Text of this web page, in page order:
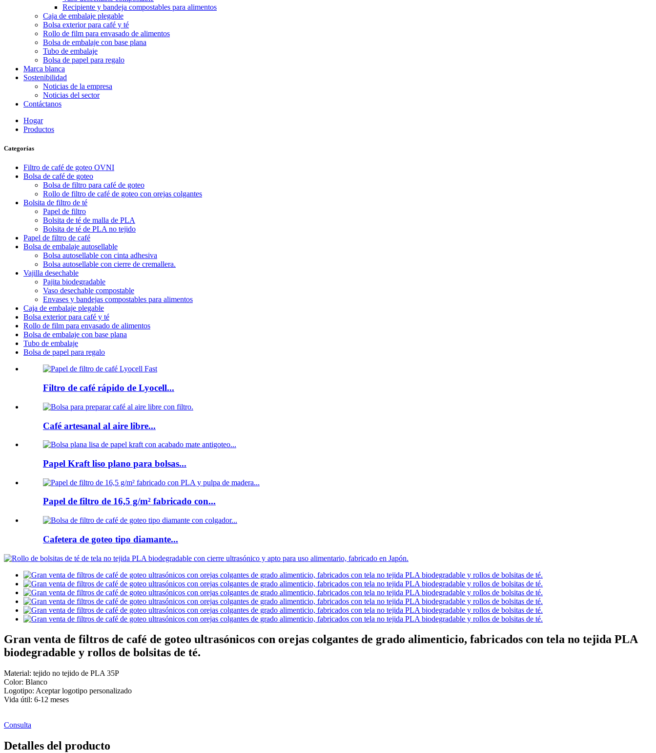
Recipiente y bandeja compostables para alimentos
Caja de embalaje plegable
Bolsa exterior para café y té
Rollo de film para envasado de alimentos
Bolsa de embalaje con base plana
Tubo de embalaje
Bolsa de papel para regalo
Marca blanca
Sostenibilidad
Noticias de la empresa
Noticias del sector
Contáctanos
Hogar
Productos
Categorías
Filtro de café de goteo OVNI
Bolsa de café de goteo
Bolsa de filtro para café de goteo
Rollo de filtro de café de goteo con orejas colgantes
Bolsita de filtro de té
Papel de filtro
Bolsita de té de malla de PLA
Bolsita de té de PLA no tejido
Papel de filtro de café
Bolsa de embalaje autosellable
Bolsa autosellable con cinta adhesiva
Bolsa autosellable con cierre de cremallera.
Vajilla desechable
Pajita biodegradable
Vaso desechable compostable
Envases y bandejas compostables para alimentos
Caja de embalaje plegable
Bolsa exterior para café y té
Rollo de film para envasado de alimentos
Bolsa de embalaje con base plana
Tubo de embalaje
Bolsa de papel para regalo
Filtro de café rápido de Lyocell...
Café artesanal al aire libre...
Papel Kraft liso plano para bolsas...
Papel de filtro de 16,5 g/m² fabricado con...
Cafetera de goteo tipo diamante...
Gran venta de filtros de café de goteo ultrasónicos con orejas colgantes de grado alimenticio, fabricados con tela no tejida PLA
biodegradable y rollos de bolsitas de té.
Material: tejido no tejido de PLA 35P
Color: Blanco
Logotipo: Aceptar logotipo personalizado
Vida útil: 6-12 meses
Consulta
Detalles del producto